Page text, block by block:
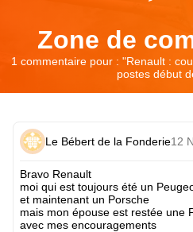
Zone de
1 commentaire pour : "Renault :
postes début
Le Bébert de la Fonderie12
Bravo Renault
moi qui est toujours été un
et maintenant un Porsche
mais mon épouse est restée une
avec mes encouragements